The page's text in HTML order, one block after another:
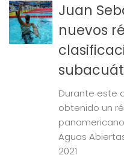
Juan
nuevos
Durante este
obtenido un
Aguas
2021